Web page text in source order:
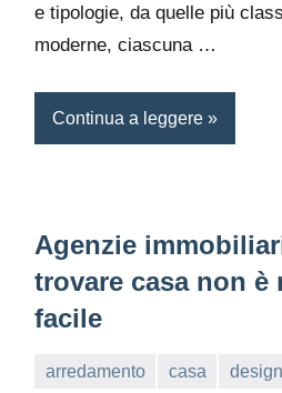
e tipologie, da quelle più
moderne, ciascuna …
Continua a leggere
Agenzie
trovare casa non è
facile
arredamento casa design